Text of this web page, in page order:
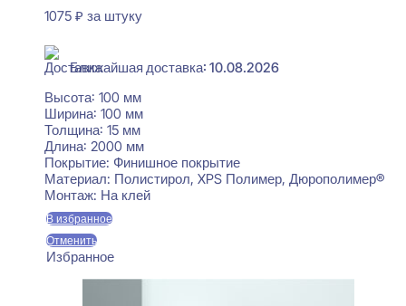
1075 ₽ за штуку
Ближайшая доставка: 10.08.2026
Высота: 100 мм
Ширина: 100 мм
Толщина: 15 мм
Длина: 2000 мм
Покрытие: Финишное покрытие
Материал: Полистирол, XPS Полимер, Дюрополимер®
Монтаж: На клей
В избранное
Отменить
Избранное